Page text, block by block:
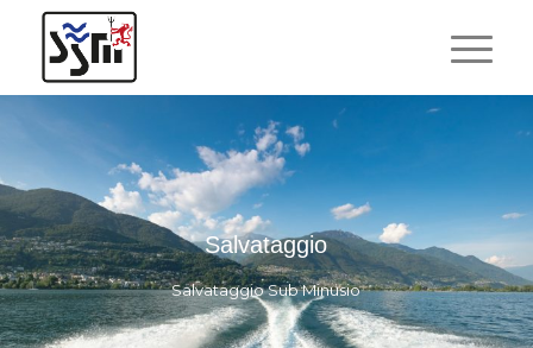
Salvataggio
Salvataggio Sub Minusio